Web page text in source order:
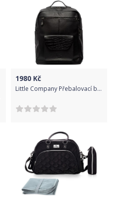
1980 Kč
Little Company Přebalovací batoh Santiago Black